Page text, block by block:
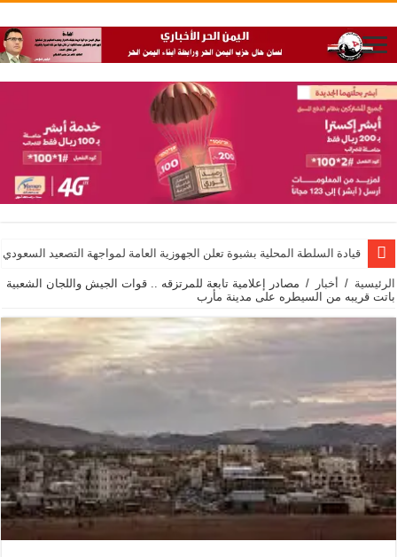
قيادة السلطة المحلية بشبوة تعلن الجهوزية العامة لمواجهة التصعيد السعودي
الرئيسية / أخبار / مصادر إعلامية تابعة للمرتزقه .. قوات الجيش واللجان الشعبية
باتت قريبه من السيطره على مدينة مأرب